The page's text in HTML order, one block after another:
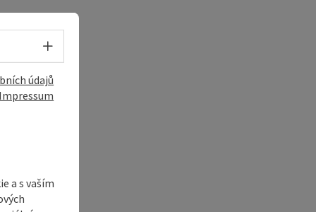
Volba jazyka - Otevřít menu
údajů
Impressum
a s vaším